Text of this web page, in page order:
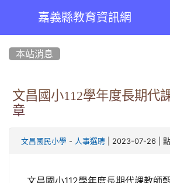
嘉義縣教育資訊網
本站消息
文昌國小112學年度長期代
章
文昌國民小學 - 人事選聘 | 2023-07-26 |
文昌國小112學年度長期代課教師